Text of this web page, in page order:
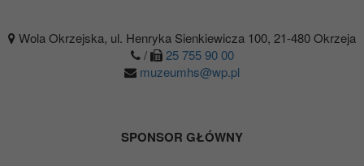
Wola Okrzejska, ul. Henryka Sienkiewicza 100, 21-480 Okrzeja
/
25 755 90 00
muzeumhs@wp.pl
SPONSOR GŁÓWNY